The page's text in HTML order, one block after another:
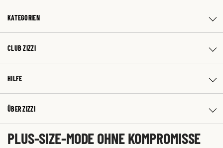
KATEGORIEN
CLUB ZIZZI
HILFE
ÜBER ZIZZI
PLUS-SIZE-MODE OHNE KOMPROMISSE